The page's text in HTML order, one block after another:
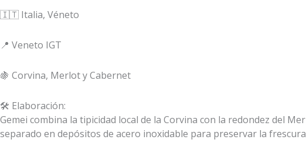
🇮🇹 Italia, Véneto
📍 Veneto IGT
🍇 Corvina, Merlot y Cabernet
🛠️ Elaboración:
Gemei combina la tipicidad local de la Corvina con la redondez del
separado en depósitos de acero inoxidable para preservar la